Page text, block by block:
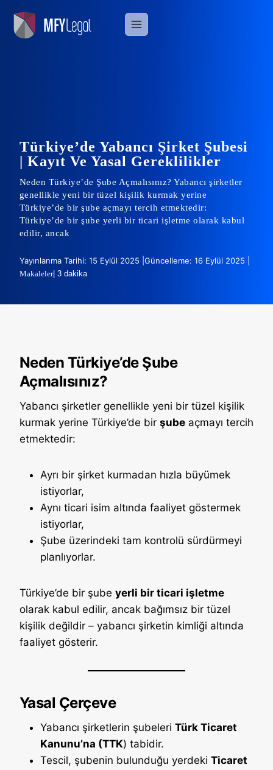
content
Türkiye’de Yabancı Şirket Şubesi
| Kayıt Ve Yasal Gereklilikler
Neden Türkiye’de Şube Açmalısınız? Yabancı şirketler
genellikle yeni bir tüzel kişilik kurmak yerine
Türkiye’de bir şube açmayı tercih etmektedir:
Türkiye’de bir şube yerli bir ticari işletme olarak kabul
edilir, ancak
Yayınlanma Tarihi: 15 Eylül 2025 | Güncelleme: 16 Eylül 2025 |
Makaleler| 3 dakika
Neden Türkiye’de Şube
Açmalısınız?
Yabancı şirketler genellikle yeni bir tüzel kişilik
kurmak yerine Türkiye’de bir şubeaçmayı tercih
etmektedir:
Ayrı bir şirket kurmadan hızla büyümek
istiyorlar,
Aynı ticari isim altında faaliyet göstermek
istiyorlar,
Şube üzerindeki tam kontrolü sürdürmeyi
planlıyorlar.
Türkiye’de bir şube yerli bir ticari işletme
olarak kabul edilir, ancak bağımsız bir tüzel
kişilik değildir – yabancı şirketin kimliği altında
faaliyet gösterir.
Yasal Çerçeve
Yabancı şirketlerin şubeleri Türk Ticaret
Kanunu’na (TTK) tabidir.
Tescil, şubenin bulunduğu yerdeki Ticaret